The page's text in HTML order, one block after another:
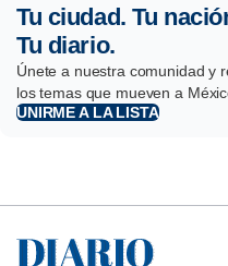
Tu ciudad. Tu
Tu diario.
Únete a nuestra comunidad y
los temas que mueven a
UNIRME A LA LISTA